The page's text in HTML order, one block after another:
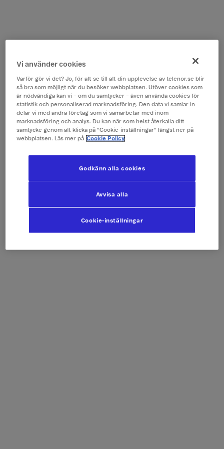
Vi använder cookies
Varför gör vi det? Jo, för att se till att din upplevelse av telenor.se blir
så bra som möjligt när du besöker webbplatsen. Utöver cookies som
är nödvändiga kan vi – om du samtycker – även använda cookies för
statistik och personaliserad marknadsföring. Den data vi samlar in
delar vi med andra företag som vi samarbetar med inom
marknadsföring och analys. Du kan när som helst återkalla ditt
samtycke genom att klicka på ”Cookie-inställningar” längst ner på
webbplatsen. Läs mer på Cookie Policy
Cookie-inställningar
Avvisa alla
Godkänn alla cookies